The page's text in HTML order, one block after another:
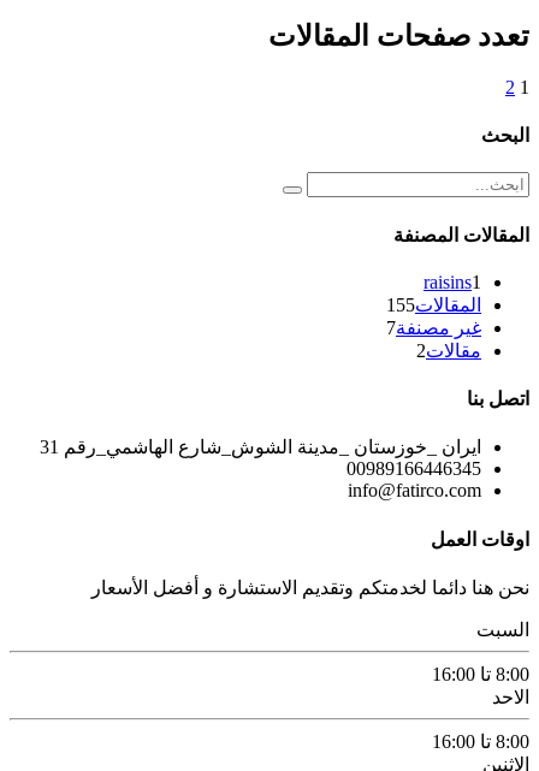
تعدد صفحات المقالات
1
2
البحث
المقالات المصنفة
raisins1
المقالات155
غير مصنفة7
مقالات2
اتصل بنا
ایران _خوزستان _مدينة الشوش_شارع الهاشمي_رقم 31
00989166446345
info@fatirco.com
اوقات العمل
نحن هنا دائما لخدمتكم وتقديم الاستشارة و أفضل الأسعار
السبت
8:00 تا 16:00
الاحد
8:00 تا 16:00
الاثنين